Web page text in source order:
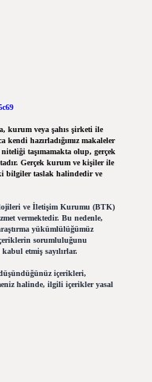
kurum veya şahıs şirketi ile
kendi hazırladığımız makaleler
taşımamakta olup, gerçek
Gerçek kurum ve kişiler ile
bilgiler taslak halindedir ve
ve İletişim Kurumu (BTK)
vermektedir. Bu nedenle,
yükümlülüğümüz
sorumluluğunu
etmiş sayılırlar.
içerikleri,
halinde, ilgili içerikler yasal